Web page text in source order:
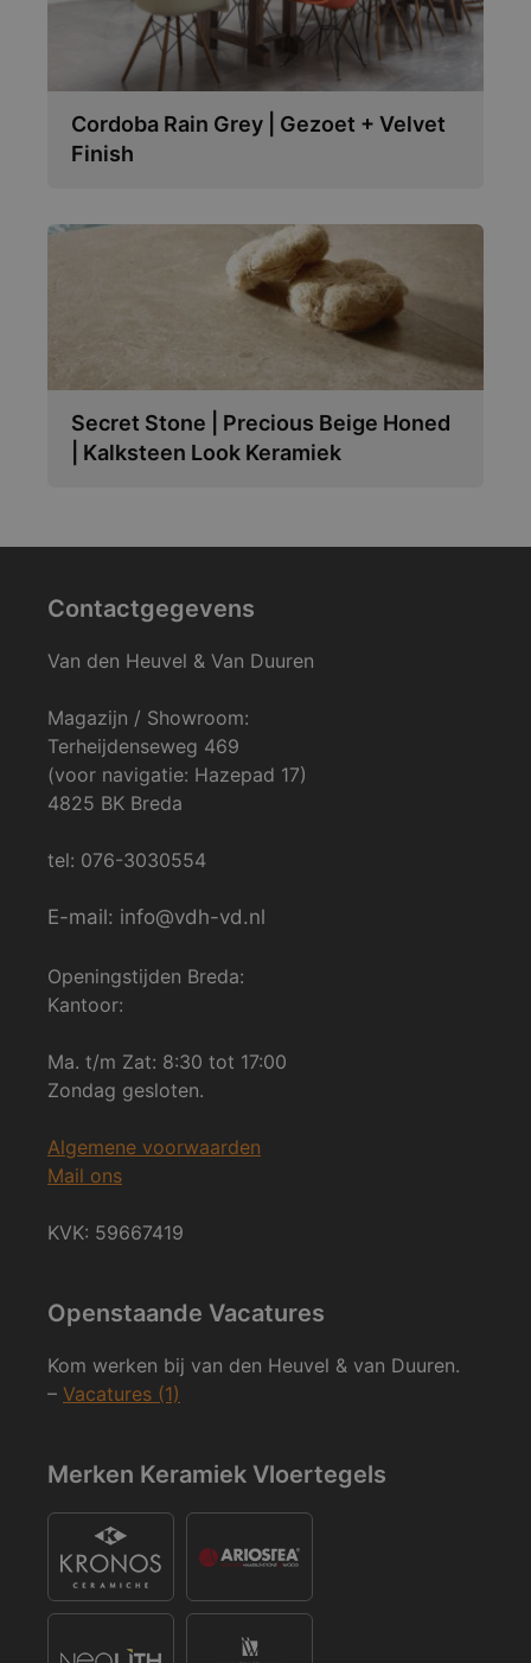
Cordoba Rain Grey | Gezoet + Velvet
Finish
Secret Stone | Precious Beige Honed
| Kalksteen Look Keramiek
Contactgegevens
Van den Heuvel & Van Duuren
Magazijn / Showroom:
Terheijdenseweg 469
(voor navigatie: Hazepad 17)
4825 BK Breda
tel: 076-3030554
E-mail: info@vdh-vd.nl
Openingstijden Breda:
Kantoor:
Ma. t/m Zat: 8:30 tot 17:00
Zondag gesloten.
Algemene voorwaarden
Mail ons
KVK: 59667419
Openstaande Vacatures
Kom werken bij van den Heuvel & van Duuren.
– Vacatures (1)
Merken Keramiek Vloertegels